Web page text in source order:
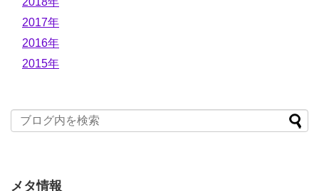
2017年
2016年
2015年
メタ情報